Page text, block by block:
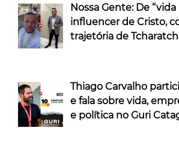
Nossa Gente: De “vida
influencer de Cristo,
trajetória de
Thiago Carvalho
e fala sobre vida,
e política no Guri